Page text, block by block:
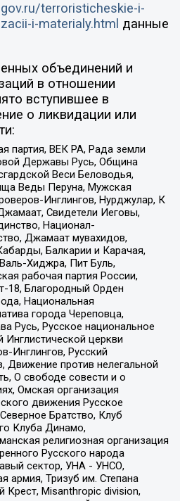
terroristicheskie-i-
i-materialy.html данные
объединений и
в отношении
вступившее в
о ликвидации или
партия, ВЕК РА, Рада земли
Державы Русь, Община
Веси Беловодья,
Веды Перуна, Мужская
Инглингов, Нурджулар, К
Свидетели Иеговы,
Национал-
Джамаат мувахидов,
Балкарии и Карачая,
Хиджра, Пит Буль,
рабочая партия России,
18, Благородный Орден
Национальная
города Череповца,
Русь, Русское национальное
Инглистической церкви
Инглингов, Русский
против нелегальной
О свободе совести и о
Омская организация
движения Русское
Братство, Клуб
Клуба Динамо,
религиозная организация
Русского народа
сектор, УНА - УНСО,
армия, Тризуб им. Степана
Крест, Misanthropic division,